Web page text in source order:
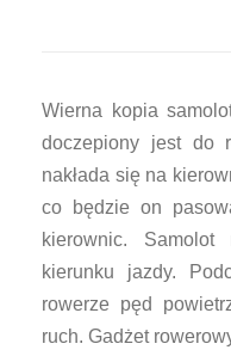
m
o
l
o
t
n
a
r
Wierna kopia
doczepiony jest do
nakłada się na
co będzie on
kierownic.
kierunku jazdy.
rowerze pęd
ruch. Gadżet